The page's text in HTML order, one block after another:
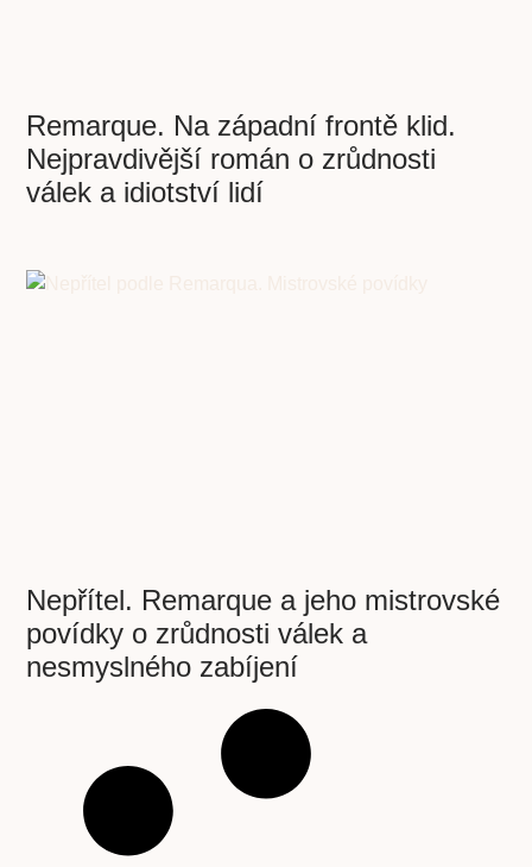
Remarque. Na západní frontě klid.
Nejpravdivější román o zrůdnosti
válek a idiotství lidí
Nepřítel. Remarque a jeho mistrovské
povídky o zrůdnosti válek a
nesmyslného zabíjení